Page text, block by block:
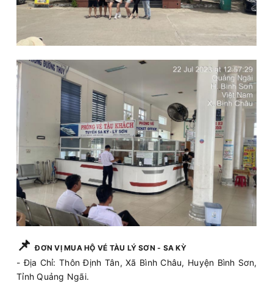
📌ĐƠN VỊ MUA HỘ VÉ TÀU LÝ SƠN - SA KỲ
- Địa Chỉ: Thôn Định Tân, Xã Bình Châu, Huyện Bình Sơn,
Tỉnh Quảng Ngãi.